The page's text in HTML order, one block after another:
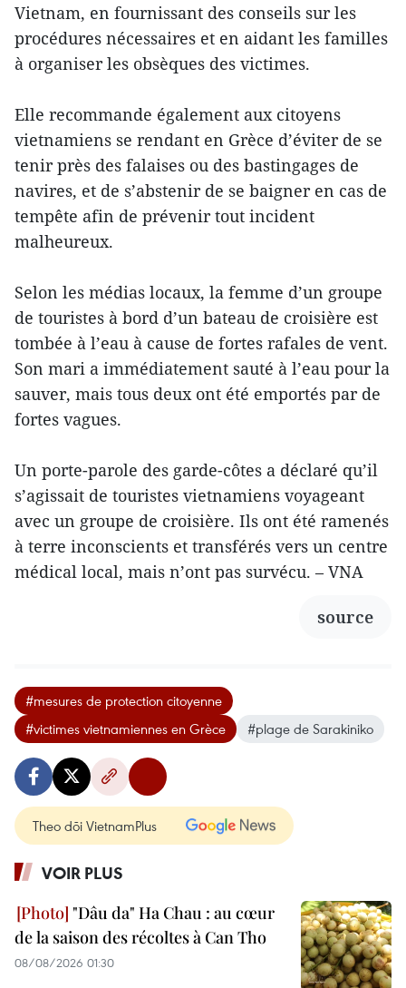
Vietnam, en fournissant des conseils sur les
procédures nécessaires et en aidant les familles
à organiser les obsèques des victimes.
Elle recommande également aux citoyens
vietnamiens se rendant en Grèce d’éviter de se
tenir près des falaises ou des bastingages de
navires, et de s’abstenir de se baigner en cas de
tempête afin de prévenir tout incident
malheureux.
Selon les médias locaux, la femme d’un groupe
de touristes à bord d’un bateau de croisière est
tombée à l’eau à cause de fortes rafales de vent.
Son mari a immédiatement sauté à l’eau pour la
sauver, mais tous deux ont été emportés par de
fortes vagues.
Un porte-parole des garde-côtes a déclaré qu’il
s’agissait de touristes vietnamiens voyageant
avec un groupe de croisière. Ils ont été ramenés
à terre inconscients et transférés vers un centre
médical local, mais n’ont pas survécu. – VNA
source
#mesures de protection citoyenne
#victimes vietnamiennes en Grèce
#plage de Sarakiniko
Theo dõi VietnamPlus
VOIR PLUS
"Dâu da" Ha Chau : au cœur
de la saison des récoltes à Can Tho
08/08/2026 01:30